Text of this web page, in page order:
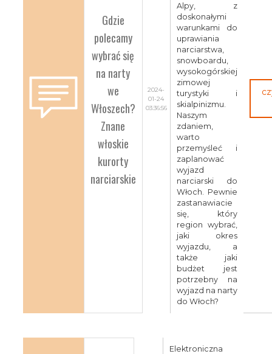
Gdzie
polecamy
wybrać się
na narty
we
Włoszech?
Znane
włoskie
kurorty
narciarskie
2024-
01-24
03:36:56
Alpy, z
doskonałymi
warunkami do
uprawiania
narciarstwa,
snowboardu,
wysokogórskiej
zimowej
turystyki i
skialpinizmu.
Naszym
zdaniem,
warto
przemyśleć i
zaplanować
wyjazd
narciarski do
Włoch. Pewnie
zastanawiacie
się, który
region wybrać,
jaki okres
wyjazdu, a
także jaki
budżet jest
potrzebny na
wyjazd na narty
do Włoch?
Elektroniczna